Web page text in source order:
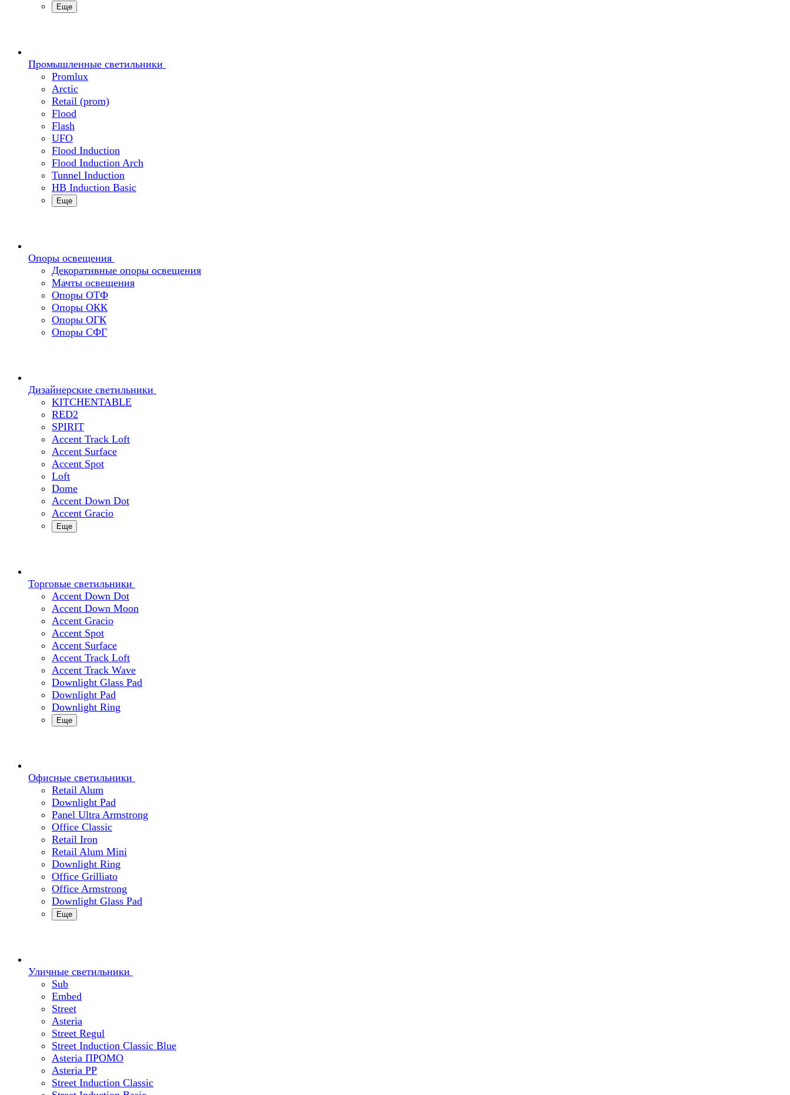
Еще
Промышленные светильники
Promlux
Arctic
Retail (prom)
Flood
Flash
UFO
Flood Induction
Flood Induction Arch
Tunnel Induction
HB Induction Basic
Еще
Опоры освещения
Декоративные опоры освещения
Мачты освещения
Опоры ОТФ
Опоры ОКК
Опоры ОГК
Опоры СФГ
Дизайнерские светильники
KITCHENTABLE
RED2
SPIRIT
Accent Track Loft
Accent Surface
Accent Spot
Loft
Dome
Accent Down Dot
Accent Gracio
Еще
Торговые светильники
Accent Down Dot
Accent Down Moon
Accent Gracio
Accent Spot
Accent Surface
Accent Track Loft
Accent Track Wave
Downlight Glass Pad
Downlight Pad
Downlight Ring
Еще
Офисные светильники
Retail Alum
Downlight Pad
Panel Ultra Armstrong
Office Classic
Retail Iron
Retail Alum Mini
Downlight Ring
Office Grilliato
Office Armstrong
Downlight Glass Pad
Еще
Уличные светильники
Sub
Embed
Street
Asteria
Street Regul
Street Induction Classic Blue
Asteria ПРОМО
Asteria PP
Street Induction Classic